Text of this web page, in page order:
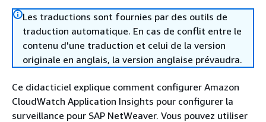
Les traductions sont fournies par des outils de
traduction automatique. En cas de conflit entre le
contenu d'une traduction et celui de la version
originale en anglais, la version anglaise prévaudra.
Ce didacticiel explique comment configurer Amazon
CloudWatch Application Insights pour configurer la
surveillance pour SAP NetWeaver. Vous pouvez utiliser